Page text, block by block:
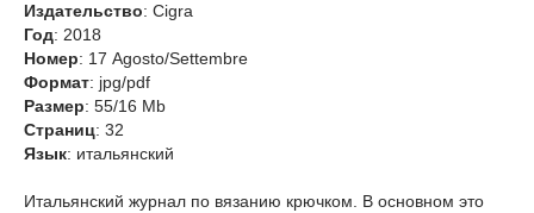
Издательство: Cigra
Год: 2018
Номер: 17 Agosto/Settembre
Формат: jpg/pdf
Размер: 55/16 Mb
Cтраниц: 32
Язык: итальянский
Итальянский журнал по вязанию крючком. В основном это